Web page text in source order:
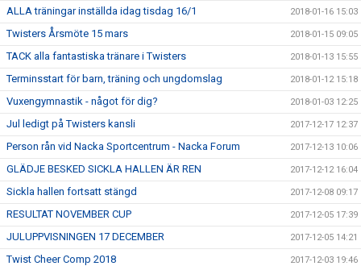
ALLA träningar inställda idag tisdag 16/1 2018-01-16 15:03
Twisters Årsmöte 15 mars 2018-01-15 09:05
TACK alla fantastiska tränare i Twisters 2018-01-13 15:55
Terminsstart för barn, träning och ungdomslag 2018-01-12 15:18
Vuxengymnastik - något för dig? 2018-01-03 12:25
Jul ledigt på Twisters kansli 2017-12-17 12:37
Person rån vid Nacka Sportcentrum - Nacka Forum 2017-12-13 10:06
GLÄDJE BESKED SICKLA HALLEN ÄR REN 2017-12-12 16:04
Sickla hallen fortsatt stängd 2017-12-08 09:17
RESULTAT NOVEMBER CUP 2017-12-05 17:39
JULUPPVISNINGEN 17 DECEMBER 2017-12-05 14:21
Twist Cheer Comp 2018 2017-12-03 19:46